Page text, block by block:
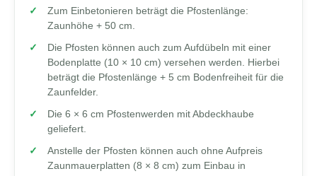
Zum Einbetonieren beträgt die Pfostenlänge:
Zaunhöhe + 50 cm.
Die Pfosten können auch zum Aufdübeln mit einer
Bodenplatte (10 × 10 cm) versehen werden. Hierbei
beträgt die Pfostenlänge + 5 cm Bodenfreiheit für die
Zaunfelder.
Die 6 × 6 cm Pfostenwerden mit Abdeckhaube
geliefert.
Anstelle der Pfosten können auch ohne Aufpreis
Zaunmauerplatten (8 × 8 cm) zum Einbau in